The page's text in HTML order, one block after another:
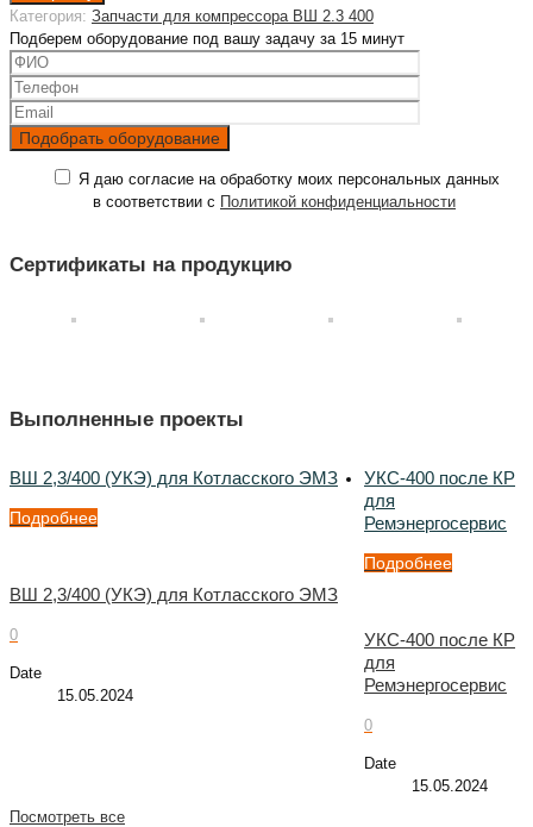
Категория: Запчасти для компрессора ВШ 2.3 400
Подберем оборудование под вашу задачу за 15 минут
Я даю согласие на обработку моих персональных данных
в соответствии с Политикой конфиденциальности
Сертификаты на продукцию
Выполненные проекты
ВШ 2,3/400 (УКЭ) для Котласского ЭМЗ
Подробнее
ВШ 2,3/400 (УКЭ) для Котласского ЭМЗ
0
Date
15.05.2024
УКС-400 после КР
для
Ремэнергосервис
Подробнее
УКС-400 после КР
для
Ремэнергосервис
0
Date
15.05.2024
Посмотреть все